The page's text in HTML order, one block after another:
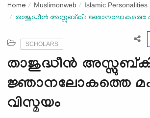
g
l
a
v
i
a
Home Muslimonweb Islamic Personalities
താജുദ്ധീൻ അസ്സുബ്കി: ജ്ഞാനലോകത്തെ
SCHOLARS
താജുദ്ധീൻ
ജ്ഞാനലോകത്തെ
വിസ്മയം